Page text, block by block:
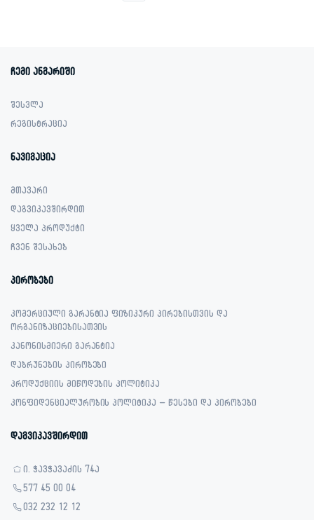
ჩემი ანგარიში
შესვლა
რეგისტრაცია
ნავიგაცია
მთავარი
დაგვიკავშირდით
ყველა პროდუქტი
ჩვენ შესახებ
პირობები
კომერციული გარანტია ფიზიკური პირებისთვის და
ორგანიზაციებისათვის
კანონისმიერი გარანტია
დაბრუნების პირობები
პროდუქციის მიწოდების პოლიტიკა
კონფიდენციალურობის პოლიტიკა – წესები და პირობები
დაგვიკავშირდით
ი. ჭავჭავაძის 74ა
577 45 00 04
032 232 12 12